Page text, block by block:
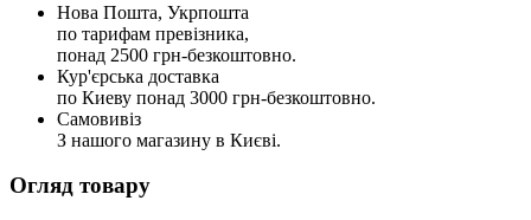
Нова Пошта, Укрпошта
по тарифам превізника,
понад 2500 грн-безкоштовно.
Кур'єрська доставка
по Киеву понад 3000 грн-безкоштовно.
Самовивіз
З нашого магазину в Києві.
Огляд товару